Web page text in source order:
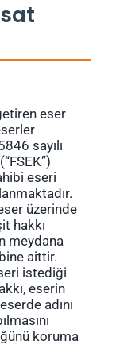
eser
sayılı
eseri
üzerinde
hakkı
meydana
aittir.
istediği
eserin
adını
koruma